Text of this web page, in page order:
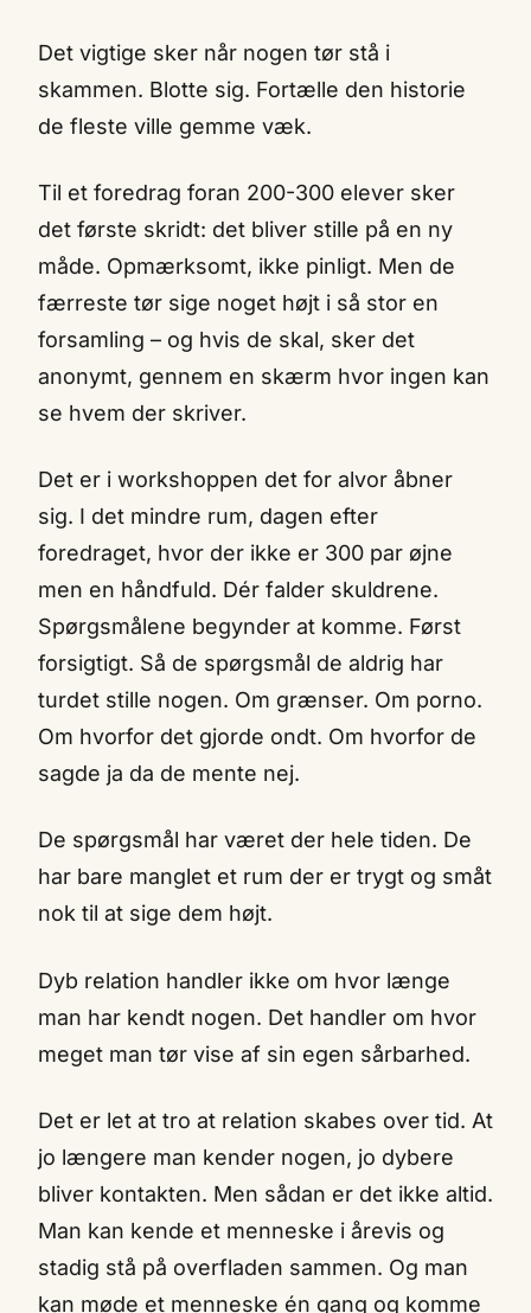
Det vigtige sker når nogen tør stå i
skammen. Blotte sig. Fortælle den historie
de fleste ville gemme væk.
Til et foredrag foran 200-300 elever sker
det første skridt: det bliver stille på en ny
måde. Opmærksomt, ikke pinligt. Men de
færreste tør sige noget højt i så stor en
forsamling – og hvis de skal, sker det
anonymt, gennem en skærm hvor ingen kan
se hvem der skriver.
Det er i workshoppen det for alvor åbner
sig. I det mindre rum, dagen efter
foredraget, hvor der ikke er 300 par øjne
men en håndfuld. Dér falder skuldrene.
Spørgsmålene begynder at komme. Først
forsigtigt. Så de spørgsmål de aldrig har
turdet stille nogen. Om grænser. Om porno.
Om hvorfor det gjorde ondt. Om hvorfor de
sagde ja da de mente nej.
De spørgsmål har været der hele tiden. De
har bare manglet et rum der er trygt og småt
nok til at sige dem højt.
Dyb relation handler ikke om hvor længe
man har kendt nogen. Det handler om hvor
meget man tør vise af sin egen sårbarhed.
Det er let at tro at relation skabes over tid. At
jo længere man kender nogen, jo dybere
bliver kontakten. Men sådan er det ikke altid.
Man kan kende et menneske i årevis og
stadig stå på overfladen sammen. Og man
kan møde et menneske én gang og komme